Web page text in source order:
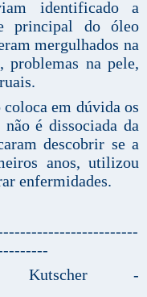
identificado a
principal do óleo
mergulhados na
problemas na pele,
em dúvida os
é dissociada da
descobrir se a
anos, utilizou
enfermidades.
-